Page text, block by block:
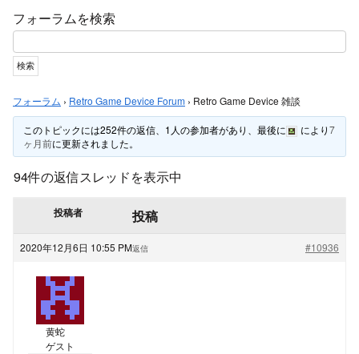
フォーラムを検索
フォーラム › Retro Game Device Forum › Retro Game Device 雑談
このトピックには252件の返信、1人の参加者があり、最後に により7
ヶ月前に更新されました。
94件の返信スレッドを表示中
投稿者 投稿
2020年12月6日 10:55 PM #10936
返信
黄蛇
ゲスト